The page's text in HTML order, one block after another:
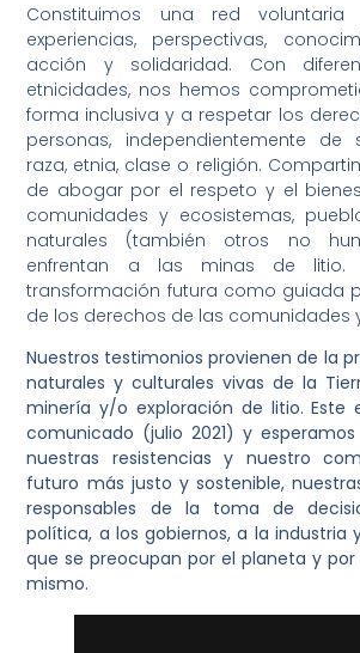
Constituimos una red
experiencias, perspectivas,
acción y solidaridad. Con
etnicidades, nos hemos
forma inclusiva y a respetar los
personas, independientemente de
raza, etnia, clase o religión.
de abogar por el respeto y el
comunidades y ecosistemas,
naturales (también otros no
enfrentan a las minas de litio.
transformación futura como guiada
de los derechos de las comunidades
Nuestros testimonios provienen de la
naturales y culturales vivas de la
minería y/o exploración de litio. Este
comunicado (julio 2021) y
nuestras resistencias y nuestro
futuro más justo y sostenible,
responsables de la toma de
política, a los gobiernos, a la industria
que se preocupan por el planeta y
mismo.